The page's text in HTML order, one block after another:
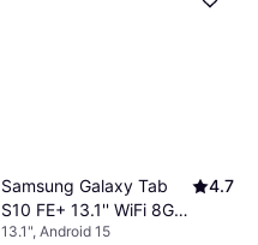
Samsung Galaxy Tab
S10 FE+ 13.1'' WiFi 8GB
128GB Grey
4.7
13.1", Android 15